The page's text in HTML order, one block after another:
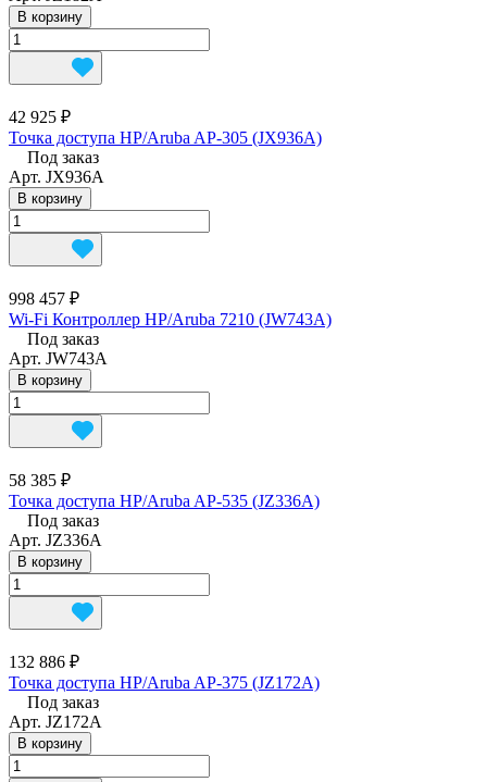
В корзину
42 925 ₽
Точка доступа HP/Aruba AP-305 (JX936A)
Под заказ
Арт. JX936A
В корзину
998 457 ₽
Wi-Fi Контроллер HP/Aruba 7210 (JW743A)
Под заказ
Арт. JW743A
В корзину
58 385 ₽
Точка доступа HP/Aruba AP-535 (JZ336A)
Под заказ
Арт. JZ336A
В корзину
132 886 ₽
Точка доступа HP/Aruba AP-375 (JZ172A)
Под заказ
Арт. JZ172A
В корзину